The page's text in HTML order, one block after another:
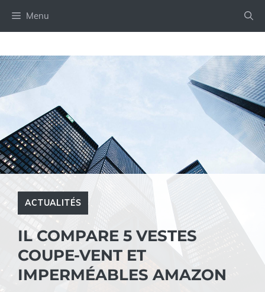
Menu
ACTUALITÉS
IL COMPARE 5 VESTES
COUPE-VENT ET
IMPERMÉABLES AMAZON